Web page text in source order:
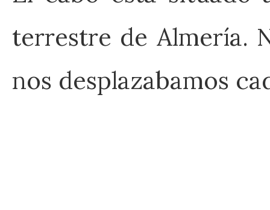
terrestre de Almería.
nos desplazabamos